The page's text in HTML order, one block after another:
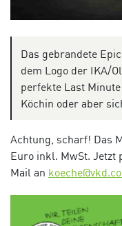
Das gebrandete
dem Logo der IKA/
perfekte Last
Köchin oder aber
Achtung, scharf! Das
Euro inkl. MwSt. Jetzt
Mail an